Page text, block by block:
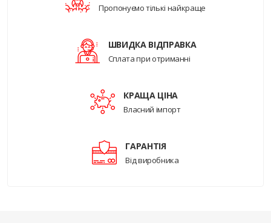
Пропонуємо тількі найкраще
ШВИДКА ВІДПРАВКА
Сплата при отриманні
КРАЩА ЦІНА
Власний імпорт
ГАРАНТІЯ
Від виробника